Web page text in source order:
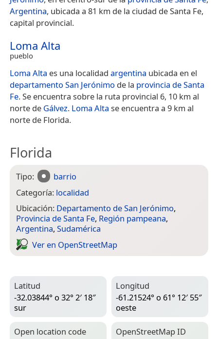
Argentina, ubicada a 81 km de la ciudad de Santa Fe,
capital provincial.
Loma Alta
pueblo
Loma Alta es una localidad argentina ubicada en el
departamento San Jerónimo de la provincia de Santa
Fe. Se encuentra sobre la ruta provincial 6, 10 km al
norte de Gálvez. Loma Alta se encuentra a 9 km al
norte de Florida.
Florida
Tipo:
barrio
Categoría: localidad
Ubicación: Departamento de San Jerónimo,
Provincia de Santa Fe, Región pampeana,
Argentina, Sudamérica
Ver en Open­Street­Map
Latitud
-32.03844° o 32° 2′ 18″
sur
Longitud
-61.21524° o 61° 12′ 55″
oeste
Open location code
Open­Street­Map ID